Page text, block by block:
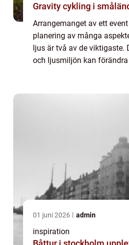
Gravity cykling i
Arrangemanget av ett
planering av många
ljus är två av de viktigaste.
och ljusmiljön kan
01 juni 2026 admin
inspiration